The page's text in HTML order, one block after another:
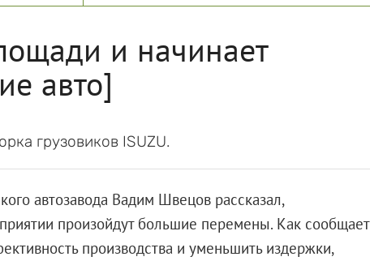
и начинает
авто]
грузовиков ISUZU.
автозавода Вадим Швецов рассказал,
произойдут большие перемены. Как сообщает
производства и уменьшить издержки,